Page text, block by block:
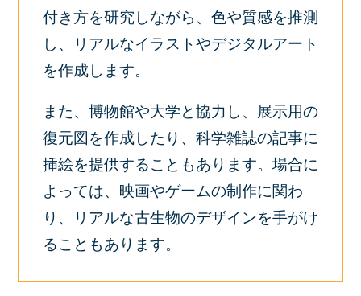
付き方を研究しながら、色や質感を推測
し、リアルなイラストやデジタルアート
を作成します。
また、博物館や大学と協力し、展示用の
復元図を作成したり、科学雑誌の記事に
挿絵を提供することもあります。場合に
よっては、映画やゲームの制作に関わ
り、リアルな古生物のデザインを手がけ
ることもあります。